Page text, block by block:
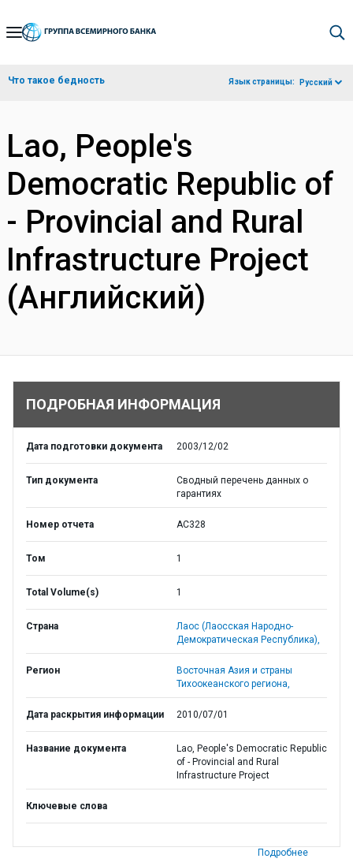
Skip
Navigation
Что такое бедность Язык страницы: Русский
Lao, People's
Democratic Republic of
- Provincial and Rural
Infrastructure Project
(Английский)
ПОДРОБНАЯ ИНФОРМАЦИЯ
Дата подготовки документа 2003/12/02
Тип документа
Сводный перечень данных о
гарантиях
Номер отчета AC328
Том 1
Total Volume(s) 1
Страна
Лаос (Лаосская Народно-
Демократическая Республика),
Регион
Восточная Азия и страны
Тихоокеанского региона,
Дата раскрытия информации 2010/07/01
Название документа
Lao, People's Democratic Republic
of - Provincial and Rural
Infrastructure Project
Ключевые слова
Подробнее